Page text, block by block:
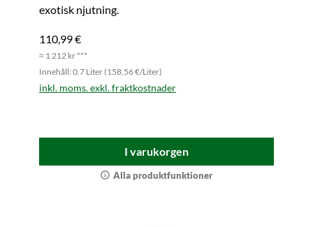
exotisk njutning.
110,99 €
≈ 1 212 kr ***
Innehåll: 0.7 Liter (158,56 €/Liter)
inkl. moms. exkl. fraktkostnader
I varukorgen
Alla produktfunktioner